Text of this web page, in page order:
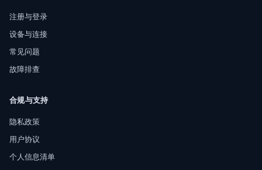
注册与登录
设备与连接
常见问题
故障排查
合规与支持
隐私政策
用户协议
个人信息清单